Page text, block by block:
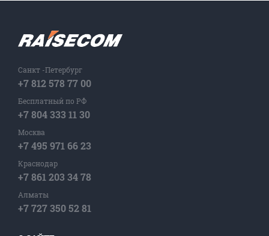
Санкт -Петербург
+7 812 578 77 00
Бесплатный по РФ
+7 804 333 11 30
Москва
+7 495 971 66 23
Краснодар
+7 861 203 34 78
Алматы
+7 727 350 52 81